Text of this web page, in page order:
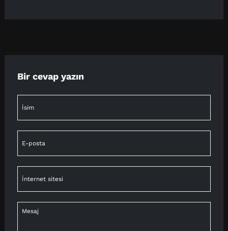
Bir cevap yazın